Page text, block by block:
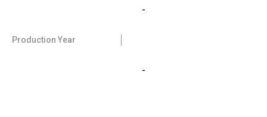
-
Production Year
-